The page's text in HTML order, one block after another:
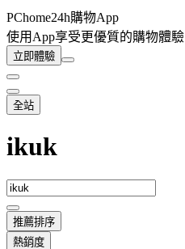
PChome24h購物App
使用App享受更優質的購物體驗
立即體驗
全站
ikuk
推薦排序
熱銷度